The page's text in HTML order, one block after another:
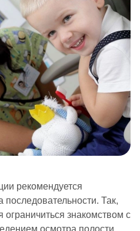
рекомендуется
Так,
ограничиться знакомством с
осмотра полости